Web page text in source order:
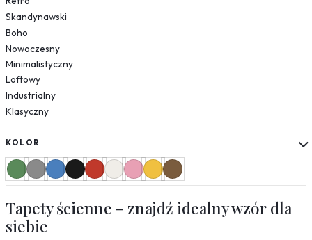
Rośliny
Liście
Las
Niebo
Tekstury
Beton
Geometryczne
Zwierzęta
Motyle
Koty
Skandynawski
Boho
Nowoczesny
Minimalistyczny
Loftowy
Industrialny
Klasyczny
KOLOR
Tapety ścienne – znajdź idealny wzór dla
siebie